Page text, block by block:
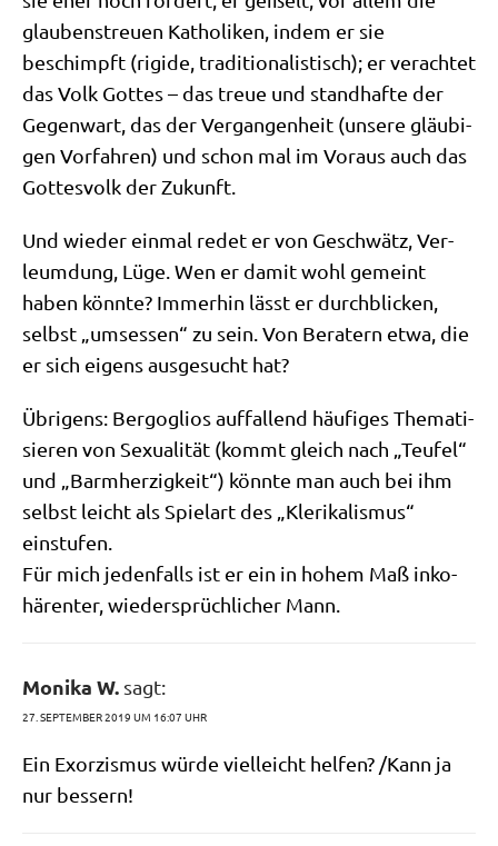
glau­bens­treu­en Katho­li­ken, indem er sie
beschimpft (rigi­de, tra­di­tio­na­li­stisch); er ver­ach­tet
das Volk Got­tes – das treue und stand­haf­te der
Gegen­wart, das der Ver­gan­gen­heit (unse­re gläu­bi­
gen Vor­fah­ren) und schon mal im Vor­aus auch das
Got­tes­volk der Zukunft.
Und wie­der ein­mal redet er von Geschwätz, Ver­
leum­dung, Lüge. Wen er damit wohl gemeint
haben könn­te? Immer­hin lässt er durch­blicken,
selbst „umses­sen“ zu sein. Von Bera­tern etwa, die
er sich eigens aus­ge­sucht hat?
Übri­gens: Berg­o­gli­os auf­fal­lend häu­fi­ges The­ma­ti­
sie­ren von Sexua­li­tät (kommt gleich nach „Teu­fel“
und „Barm­her­zig­keit“) könn­te man auch bei ihm
selbst leicht als Spiel­art des „Kle­ri­ka­lis­mus“
einstufen.
Für mich jeden­falls ist er ein in hohem Maß inko­
hä­ren­ter, wie­der­sprüch­li­cher Mann.
Monika W. sagt:
27. SEPTEMBER 2019 UM 16:07 UHR
Ein Exor­zis­mus wür­de viel­leicht hel­fen? /​Kann ja
nur bessern!